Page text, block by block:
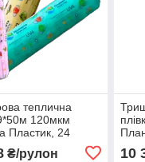
теплична
120мкм
Пластик, 24
₴/рулон 10